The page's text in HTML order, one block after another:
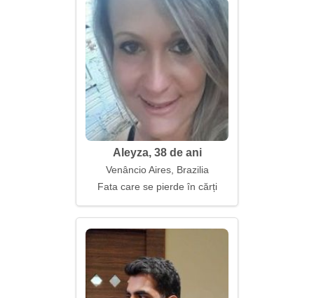
Aleyza, 38 de ani
Venâncio Aires, Brazilia
Fata care se pierde în cărți